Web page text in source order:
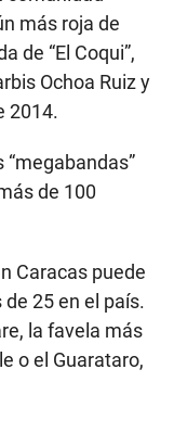
más roja de
de “El Coqui”,
Ochoa Ruiz y
2014.
de 100
Caracas puede
25 en el país.
la favela más
o el Guarataro,